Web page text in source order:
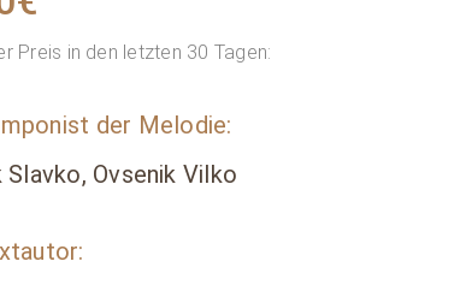
Preis in den letzten 30 Tagen:
der Melodie:
Slavko, Ovsenik Vilko